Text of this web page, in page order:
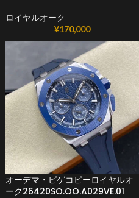
ロイヤルオーク
¥170,000
オーデマ・ピゲコピーロイヤルオ
ーク26420SO.OO.A029VE.01